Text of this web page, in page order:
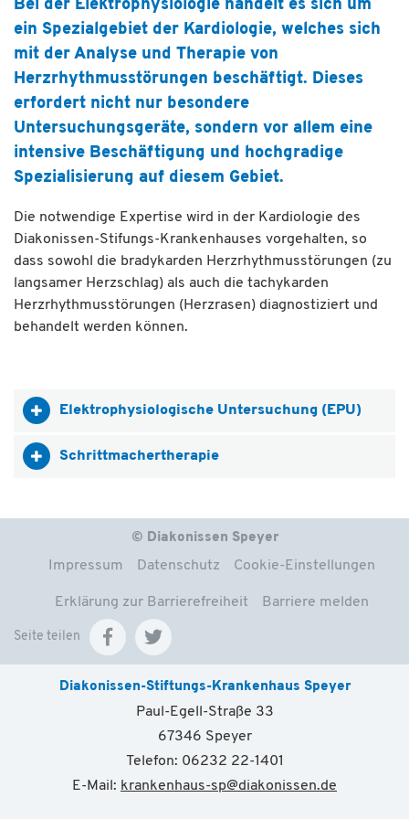
Bei der Elektrophysiologie handelt es sich um
ein Spezialgebiet der Kardiologie, welches sich
mit der Analyse und Therapie von
Herzrhythmusstörungen beschäftigt. Dieses
erfordert nicht nur besondere
Untersuchungsgeräte, sondern vor allem eine
intensive Beschäftigung und hochgradige
Spezialisierung auf diesem Gebiet.
Die notwendige Expertise wird in der Kardiologie des
Diakonissen-Stifungs-Krankenhauses vorgehalten, so
dass sowohl die bradykarden Herzrhythmusstörungen (zu
langsamer Herzschlag) als auch die tachykarden
Herzrhythmusstörungen (Herzrasen) diagnostiziert und
behandelt werden können.
Elektrophysiologische Untersuchung (EPU)
Schrittmachertherapie
© Diakonissen Speyer
Impressum Datenschutz Cookie-Einstellungen
Erklärung zur Barrierefreiheit Barriere melden
Seite teilen
Diakonissen-Stiftungs-Krankenhaus Speyer
Paul-Egell-Straße 33
67346 Speyer
Telefon: 06232 22-1401
E-Mail: krankenhaus-sp@diakonissen.de